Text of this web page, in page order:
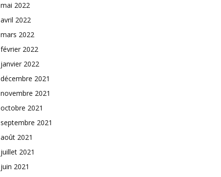
mai 2022
avril 2022
mars 2022
février 2022
janvier 2022
décembre 2021
novembre 2021
octobre 2021
septembre 2021
août 2021
juillet 2021
juin 2021